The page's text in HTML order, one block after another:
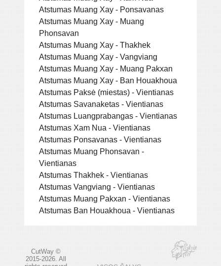
Atstumas Muang Xay - Ponsavanas
Atstumas Muang Xay - Muang
Phonsavan
Atstumas Muang Xay - Thakhek
Atstumas Muang Xay - Vangviang
Atstumas Muang Xay - Muang Pakxan
Atstumas Muang Xay - Ban Houakhoua
Atstumas Paksė (miestas) - Vientianas
Atstumas Savanaketas - Vientianas
Atstumas Luangprabangas - Vientianas
Atstumas Xam Nua - Vientianas
Atstumas Ponsavanas - Vientianas
Atstumas Muang Phonsavan -
Vientianas
Atstumas Thakhek - Vientianas
Atstumas Vangviang - Vientianas
Atstumas Muang Pakxan - Vientianas
Atstumas Ban Houakhoua - Vientianas
CutWay ©
2015-2026. All